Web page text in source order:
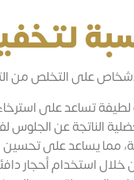
على التخلص من
تساعد على
الناتجة عن الجلوس
مما يساعد على تحسين
خلال استخدام